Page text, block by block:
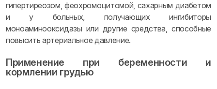
гипертиреозом, феохромоцитомой, сахарным диабетом
и у больных, получающих ингибиторы
моноаминооксидазы или другие средства, способные
повысить артериальное давление.
Применение при беременности и
кормлении грудью